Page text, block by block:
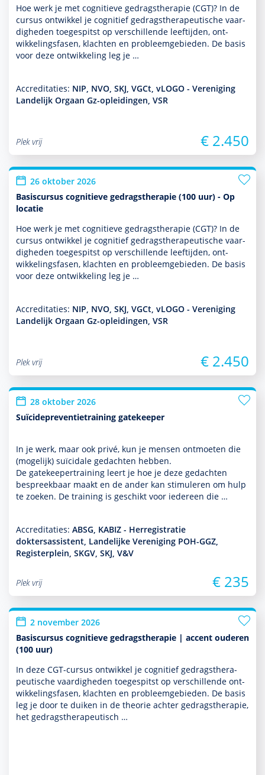
Hoe werk je met cogni­tieve gedrags­thera­pie (CGT)? In de
cursus ontwik­kel je cognitief gedrags­thera­peu­tische vaar­
dig­heden toegespitst op ver­schil­lende leeftijden, ont­
wikke­lingsfasen, klachten en probleemgebieden. De basis
voor deze ont­wikke­ling leg je …
Accreditaties: NIP, NVO, SKJ, VGCt, vLOGO - Vereniging
Landelijk Orgaan Gz-opleidingen, VSR
Plek vrij € 2.450
26 oktober 2026
Basiscursus cognitieve gedragstherapie (100 uur) - Op
locatie
Hoe werk je met cogni­tieve gedrags­thera­pie (CGT)? In de
cursus ontwik­kel je cognitief gedrags­thera­peu­tische vaar­
dig­heden toegespitst op ver­schil­lende leeftijden, ont­
wikke­lingsfasen, klachten en probleemgebieden. De basis
voor deze ont­wikke­ling leg je …
Accreditaties: NIP, NVO, SKJ, VGCt, vLOGO - Vereniging
Landelijk Orgaan Gz-opleidingen, VSR
Plek vrij € 2.450
28 oktober 2026
Suïcidepreventietraining gatekeeper
In je werk, maar ook privé, kun je mensen ontmoeten die
(moge­lijk) suïcidale gedachten hebben.
De gatekeepertraining leert je hoe je deze gedachten
bespreekbaar maakt en de ander kan stimuleren om hulp
te zoeken. De training is geschikt voor iedereen die …
Accreditaties: ABSG, KABIZ - Herregistratie
doktersassistent, Landelijke Vereniging POH-GGZ,
Registerplein, SKGV, SKJ, V&V
Plek vrij € 235
2 november 2026
Basiscursus cognitieve gedragstherapie | accent ouderen
(100 uur)
In deze CGT-cursus ontwik­kel je cognitief gedrags­thera­
peu­tische vaar­dig­heden toegespitst op ver­schil­lende ont­
wikke­lingsfasen, klachten en probleemgebieden. De basis
leg je door te duiken in de theorie achter gedrags­thera­pie,
het gedrags­thera­peu­tisch …